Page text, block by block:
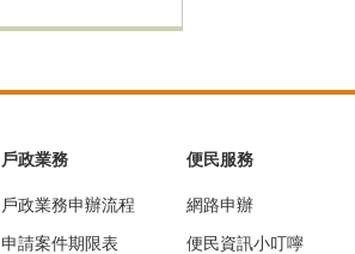
戶政業務
戶政業務申辦流程
申請案件期限表
便民服務
網路申辦
便民資訊小叮嚀